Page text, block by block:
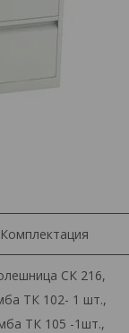
Комплектация
СК 216,
ТК 102- 1 шт.,
ТК 105 -1шт.,